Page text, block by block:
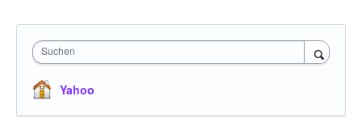
Suchen
Yahoo